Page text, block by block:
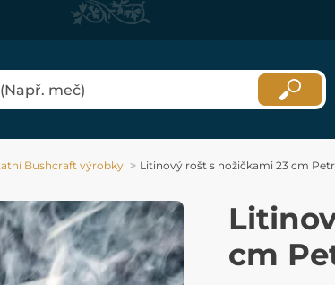
Bushcraft výrobky Litinový rošt s nožičkami 23 cm
cm